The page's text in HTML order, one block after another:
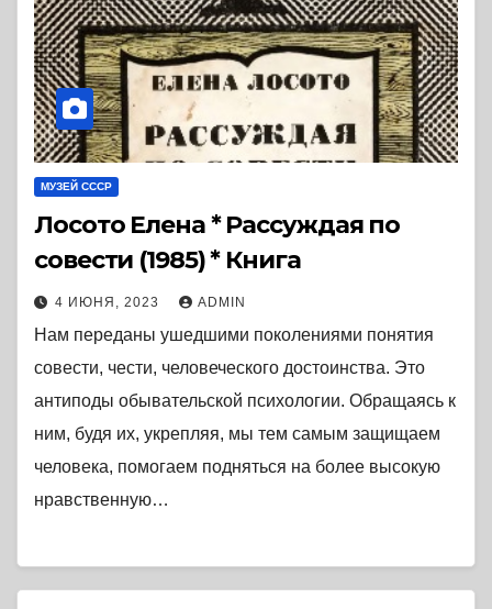
МУЗЕЙ СССР
Лосото Елена * Рассуждая по
совести (1985) * Книга
4 ИЮНЯ, 2023 ADMIN
Нам переданы ушедшими поколениями понятия
совести, чести, человеческого достоинства. Это
антиподы обывательской психологии. Обращаясь к
ним, будя их, укрепляя, мы тем самым защищаем
человека, помогаем подняться на более высокую
нравственную…